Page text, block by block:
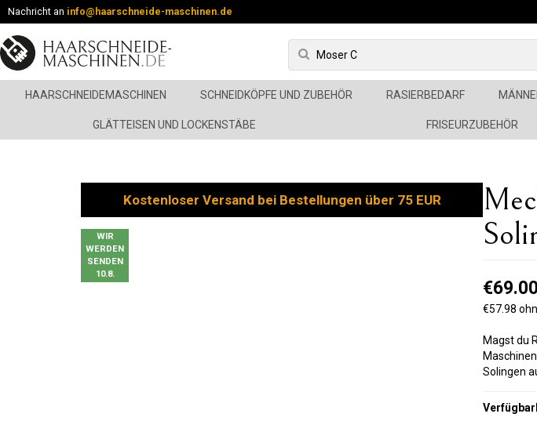
Nachricht an info@haarschneide-maschinen.de
HAARSCHNEIDEMASCHINEN SCHNEIDKÖPFE UND ZUBEHÖR RASIERBEDARF
GLÄTTEISEN UND LOCKENSTÄBE FRISEURZUBEHÖR
Kostenloser Versand bei Bestellungen über 75 EUR
WIR
WERDEN
SENDEN
10.8.
€57.98
Magst du
Solingen